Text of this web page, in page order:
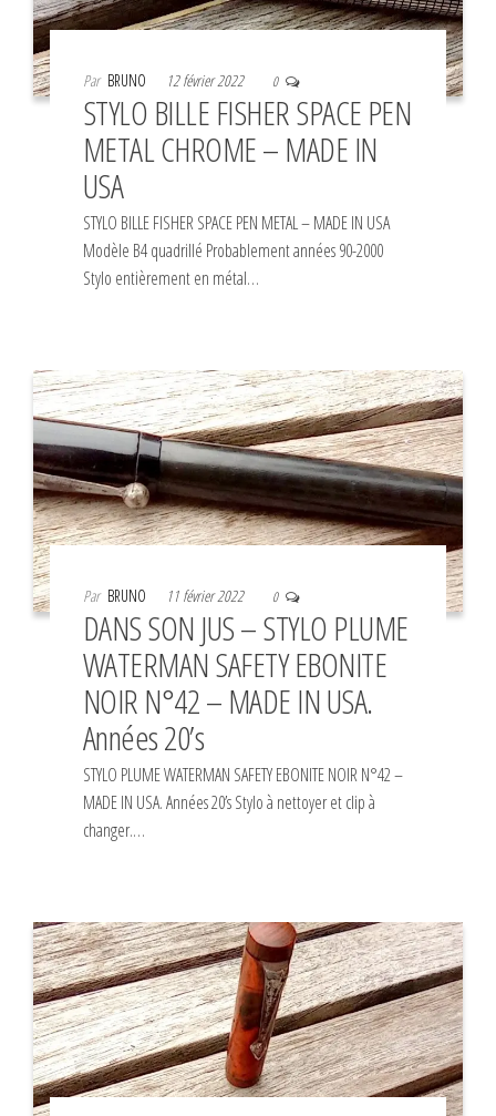
Par BRUNO 12 février 2022 0
STYLO BILLE FISHER SPACE PEN
METAL CHROME – MADE IN
USA
STYLO BILLE FISHER SPACE PEN METAL – MADE IN USA
Modèle B4 quadrillé Probablement années 90-2000
Stylo entièrement en métal…
Par BRUNO 11 février 2022 0
DANS SON JUS – STYLO PLUME
WATERMAN SAFETY EBONITE
NOIR N°42 – MADE IN USA.
Années 20’s
STYLO PLUME WATERMAN SAFETY EBONITE NOIR N°42 –
MADE IN USA. Années 20’s Stylo à nettoyer et clip à
changer.…